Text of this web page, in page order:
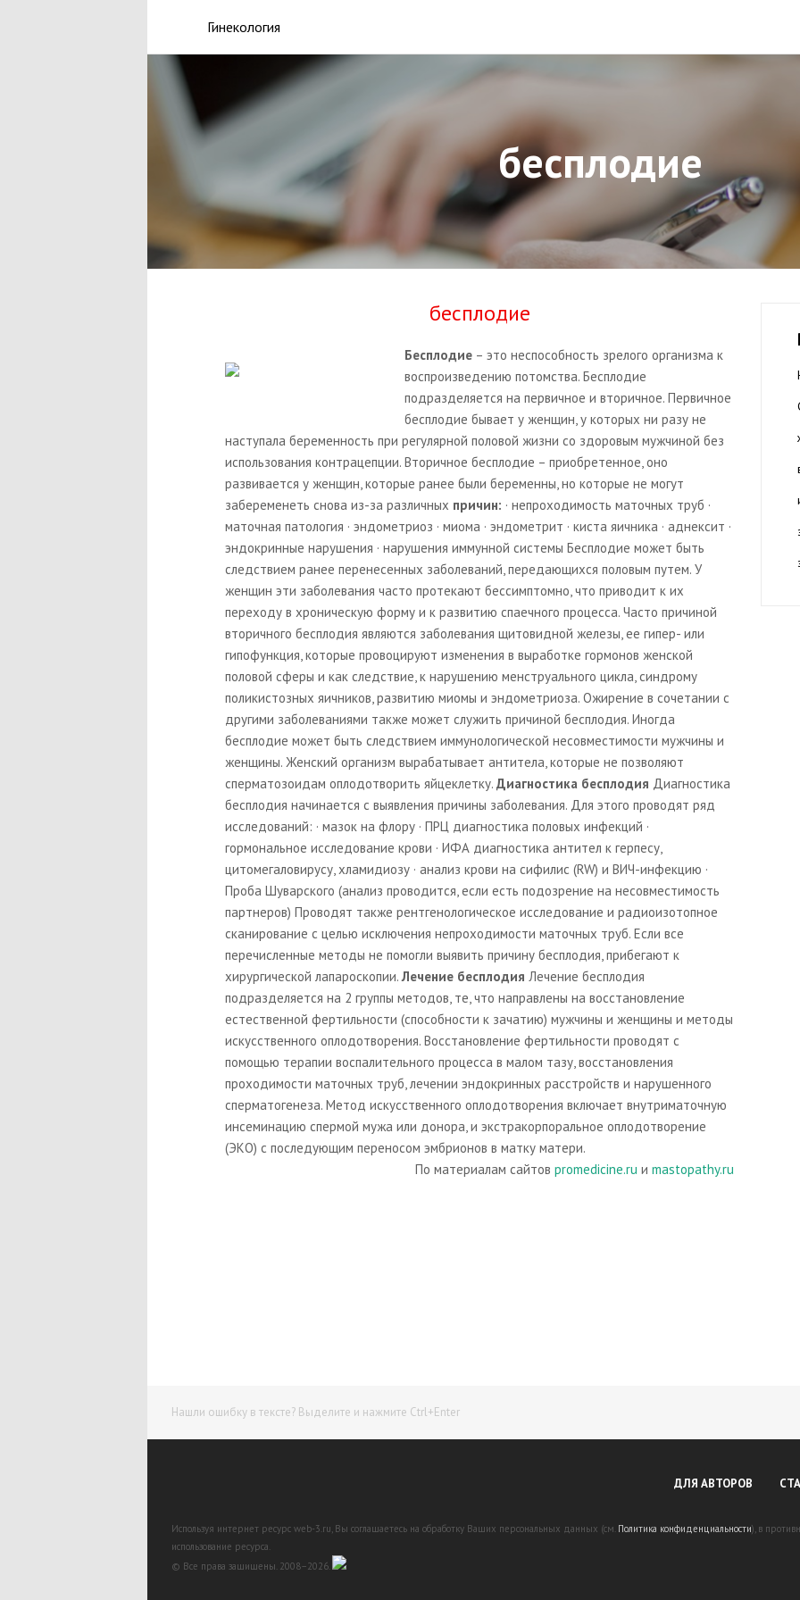
Гинекология
бесплодие
бесплодие
Бесплодие – это неспособность зрелого организма к
воспроизведению потомства. Бесплодие
подразделяется на первичное и вторичное. Первичное
бесплодие бывает у женщин, у которых ни разу не
наступала беременность при регулярной половой жизни со здоровым мужчиной без
использования контрацепции. Вторичное бесплодие – приобретенное, оно
развивается у женщин, которые ранее были беременны, но которые не могут
забеременеть снова из-за различных причин: · непроходимость маточных труб ·
маточная патология · эндометриоз · миома · эндометрит · киста яичника · аднексит ·
эндокринные нарушения · нарушения иммунной системы Бесплодие может быть
следствием ранее перенесенных заболеваний, передающихся половым путем. У
женщин эти заболевания часто протекают бессимптомно, что приводит к их
переходу в хроническую форму и к развитию спаечного процесса. Часто причиной
вторичного бесплодия являются заболевания щитовидной железы, ее гипер- или
гипофункция, которые провоцируют изменения в выработке гормонов женской
половой сферы и как следствие, к нарушению менструального цикла, синдрому
поликистозных яичников, развитию миомы и эндометриоза. Ожирение в сочетании с
другими заболеваниями также может служить причиной бесплодия. Иногда
бесплодие может быть следствием иммунологической несовместимости мужчины и
женщины. Женский организм вырабатывает антитела, которые не позволяют
сперматозоидам оплодотворить яйцеклетку. Диагностика бесплодия Диагностика
бесплодия начинается с выявления причины заболевания. Для этого проводят ряд
исследований: · мазок на флору · ПРЦ диагностика половых инфекций ·
гормональное исследование крови · ИФА диагностика антител к герпесу,
цитомегаловирусу, хламидиозу · анализ крови на сифилис (RW) и ВИЧ-инфекцию ·
Проба Шуварского (анализ проводится, если есть подозрение на несовместимость
партнеров) Проводят также рентгенологическое исследование и радиоизотопное
сканирование с целью исключения непроходимости маточных труб. Если все
перечисленные методы не помогли выявить причину бесплодия, прибегают к
хирургической лапароскопии.Лечение бесплодия Лечение бесплодия
подразделяется на 2 группы методов, те, что направлены на восстановление
естественной фертильности (способности к зачатию) мужчины и женщины и методы
искусственного оплодотворения. Восстановление фертильности проводят с
помощью терапии воспалительного процесса в малом тазу, восстановления
проходимости маточных труб, лечении эндокринных расстройств и нарушенного
сперматогенеза. Метод искусственного оплодотворения включает внутриматочную
инсеминацию спермой мужа или донора, и экстракорпоральное оплодотворение
(ЭКО) с последующим переносом эмбрионов в матку матери.
По материалам сайтов promedicine.ru и mastopathy.ru
Нашли ошибку в тексте? Выделите и нажмите Ctrl+Enter
ДЛЯ АВТОРОВ
Используя интернет ресурс web-3.ru, Вы соглашаетесь на обработку Ваших персональных данных (см. Политика конфиденциальности), в
использование ресурса.
© Все права защищены. 2008–2026.